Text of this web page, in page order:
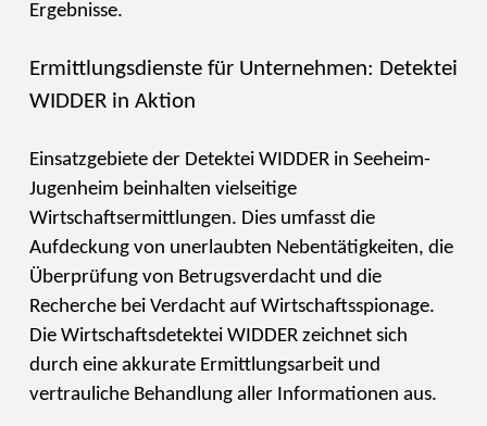
Ergebnisse.
Ermittlungsdienste für Unternehmen: Detektei
WIDDER in Aktion
Einsatzgebiete der Detektei WIDDER in Seeheim-
Jugenheim beinhalten vielseitige
Wirtschaftsermittlungen. Dies umfasst die
Aufdeckung von unerlaubten Nebentätigkeiten, die
Überprüfung von Betrugsverdacht und die
Recherche bei Verdacht auf Wirtschaftsspionage.
Die Wirtschaftsdetektei WIDDER zeichnet sich
durch eine akkurate Ermittlungsarbeit und
vertrauliche Behandlung aller Informationen aus.